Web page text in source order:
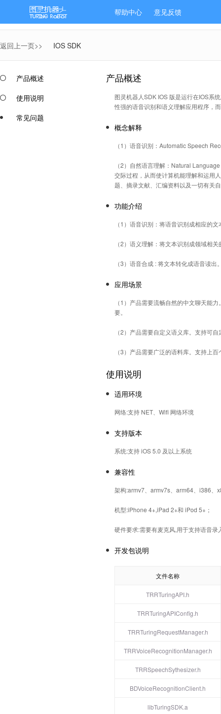
帮助中心 意见反馈
返回上一页>> IOS SDK
产品概述
使用说明
常见问题
产品概述
图灵机器人SDK IOS 版是运行在IOS系
性强的语音识别和语义理解应用程序，
概念解释
（1）语音识别：Automatic Speech
（2）自然语言理解：Natural
交际过程，从而使计算机能理解和运用
题、摘录文献、汇编资料以及一切有关
功能介绍
（1）语音识别：将语音识别成相应的文
（2）语义理解：将文本识别成领域相
（3）语音合成 : 将文本转化成语音读出
应用场景
（1）产品需要流畅自然的中文聊天能
要。
（2）产品需要自定义语义库。支持可
（3）产品需要广泛的语料库。支持上
使用说明
适用环境
网络:支持 NET、Wifi 网络环境
支持版本
系统:支持 iOS 5.0 及以上系统
兼容性
架构:armv7、armv7s、arm64、i386、
机型:iPhone 4+,iPad 2+和 iPod 5+；
硬件要求:需要有麦克风,用于支持语音录
开发包说明
文件名称
TRRTuringAPI.h
TRRTuringAPIConfig.h
TRRTuringRequestManager.h
TRRVoiceRecognitionManager.h
TRRSpeechSythesizer.h
BDVoiceRecognitionClient.h
libTuringSDK.a